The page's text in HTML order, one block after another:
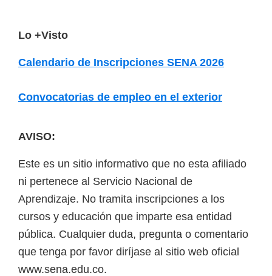
Lo +Visto
Calendario de Inscripciones SENA 2026
Convocatorias de empleo en el exterior
AVISO:
Este es un sitio informativo que no esta afiliado
ni pertenece al Servicio Nacional de
Aprendizaje. No tramita inscripciones a los
cursos y educación que imparte esa entidad
pública. Cualquier duda, pregunta o comentario
que tenga por favor diríjase al sitio web oficial
www.sena.edu.co.